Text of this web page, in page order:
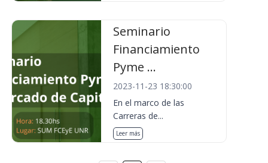
Seminario
Financiamiento
Pyme ...
2023-11-23 18:30:00
En el marco de las
Carreras de...
Leer más